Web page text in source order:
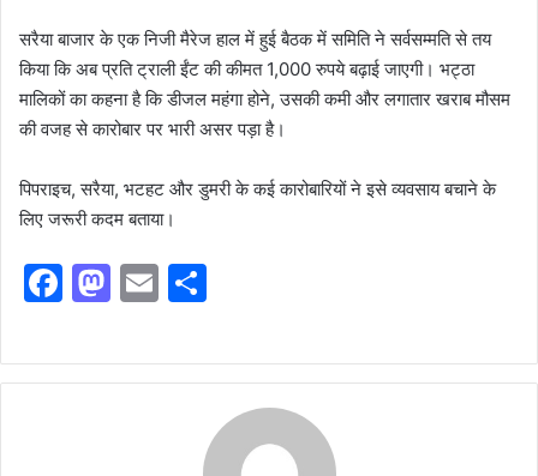
सरैया बाजार के एक निजी मैरेज हाल में हुई बैठक में समिति ने सर्वसम्मति से तय
किया कि अब प्रति ट्राली ईंट की कीमत 1,000 रुपये बढ़ाई जाएगी। भट्ठा
मालिकों का कहना है कि डीजल महंगा होने, उसकी कमी और लगातार खराब मौसम
की वजह से कारोबार पर भारी असर पड़ा है।
पिपराइच, सरैया, भटहट और डुमरी के कई कारोबारियों ने इसे व्यवसाय बचाने के
लिए जरूरी कदम बताया।
F
c
e
M
st
o
E
ai
l
ar
e